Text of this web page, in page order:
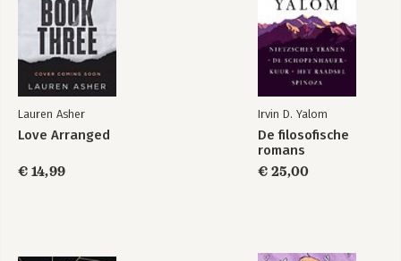
Lauren Asher
Love Arranged
€ 14,99
Irvin D. Yalom
De filosofische
romans
€ 25,00